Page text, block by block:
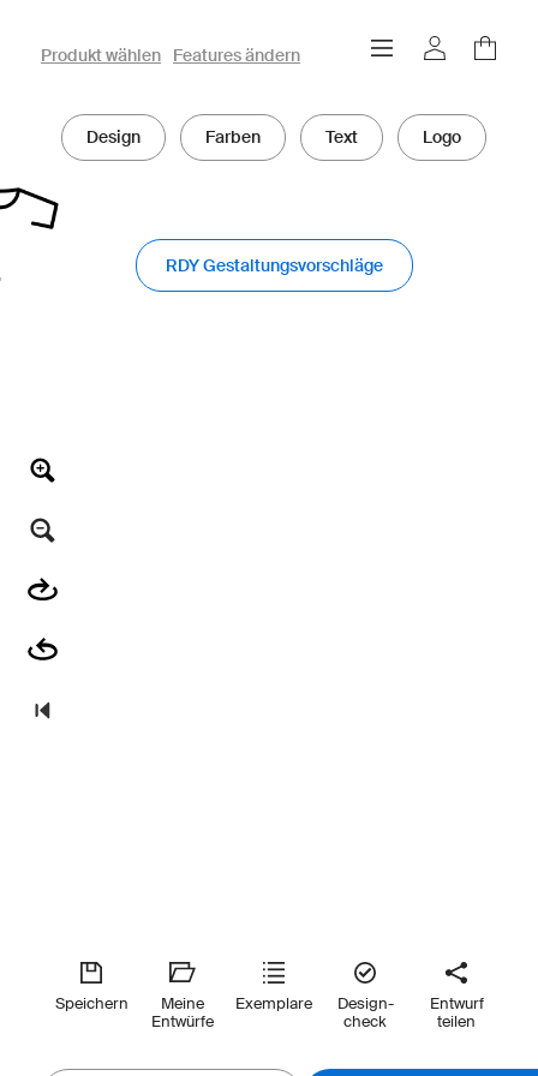
owayo 3D-Konfigurator
Produkt wählen Features ändern
Design Farben Text Logo
RDY Gestaltungsvorschläge
Speichern
Meine
Entwürfe
Exemplare
Design-
check
Entwurf
teilen